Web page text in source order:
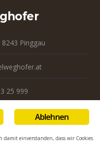
Pinggau
25 999
121 Ablehnen
einverstanden, dass wir Cookies